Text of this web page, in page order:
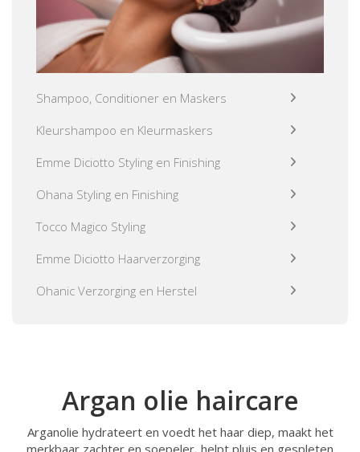
Shampoo, Conditioner en Maskers
Kleurshampoo en Kleurmaskers
Emme Diciotto Styling en Finishing
Ohana Styling en Finishing
Tocco Magico Styling
Emme Diciotto Haarverzorging
Ohanic Verzorging en Herstel
Argan olie haircare
Arganolie hydrateert en voedt het haar diep, maakt het
merkbaar zachter en soepeler, helpt pluis en gespleten